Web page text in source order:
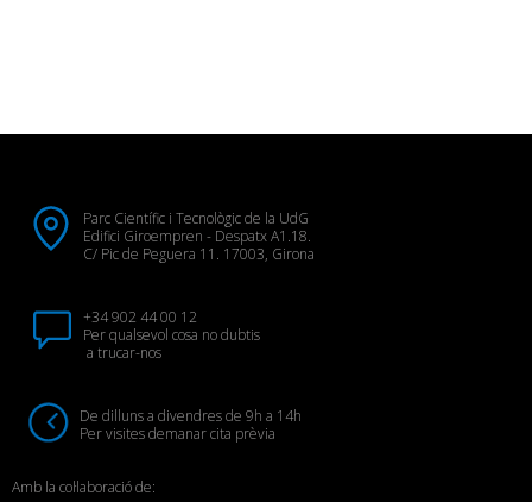
Parc Científic i Tecnològic de la UdG
Edifici Giroempren - Despatx A1.18.
C/ Pic de Peguera 11. 17003, Girona
+34 902 44 00 12
Per qualsevol cosa no dubtis
a trucar-nos
De dilluns a divendres de 9h a 14h
Per visites demanar cita prèvia
Amb la col·laboració de: